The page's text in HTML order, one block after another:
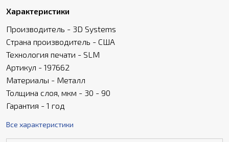
Характеристики
Производитель - 3D Systems
Страна производитель - США
Технология печати - SLM
Артикул - 197662
Материалы - Металл
Толщина слоя, мкм - 30 - 90
Гарантия - 1 год
Все характеристики